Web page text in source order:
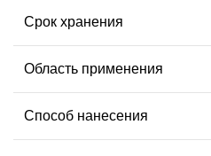
Срок хранения
Область применения
Способ нанесения